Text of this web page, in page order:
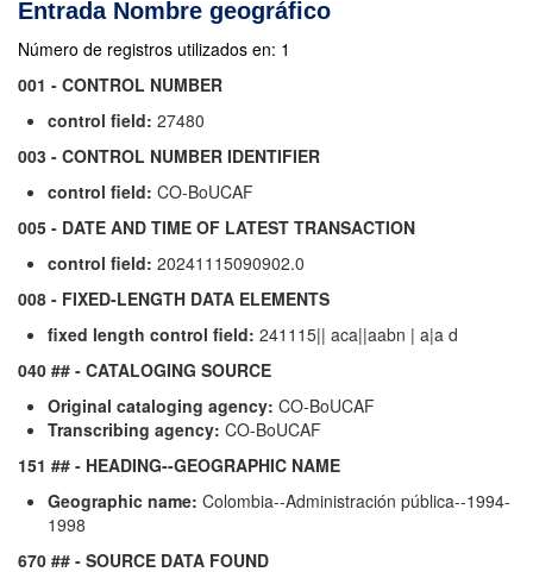
Entrada Nombre geográfico
Número de registros utilizados en: 1
001 - CONTROL NUMBER
control field: 27480
003 - CONTROL NUMBER IDENTIFIER
control field: CO-BoUCAF
005 - DATE AND TIME OF LATEST TRANSACTION
control field: 20241115090902.0
008 - FIXED-LENGTH DATA ELEMENTS
fixed length control field: 241115|| aca||aabn | a|a d
040 ## - CATALOGING SOURCE
Original cataloging agency: CO-BoUCAF
Transcribing agency: CO-BoUCAF
151 ## - HEADING--GEOGRAPHIC NAME
Geographic name: Colombia--Administración pública--1994-
1998
670 ## - SOURCE DATA FOUND